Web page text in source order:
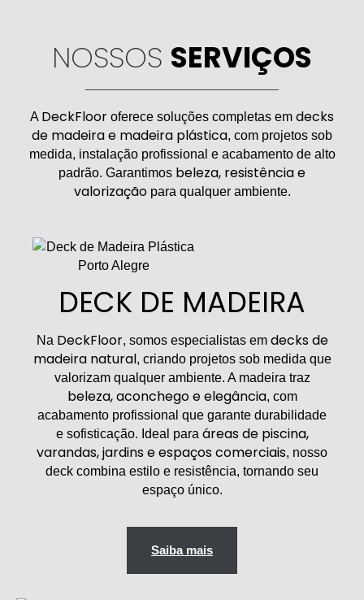
NOSSOS SERVIÇOS
A DeckFloor oferece soluções completas em decks
de madeira e madeira plástica, com projetos sob
medida, instalação profissional e acabamento de alto
padrão. Garantimos beleza, resistência e
valorizaçãopara qualquer ambiente.
DECK DE MADEIRA
Na DeckFloor, somos especialistas em decks de
madeira natural, criando projetos sob medida que
valorizam qualquer ambiente. A madeira traz
beleza, aconchego e elegância, com
acabamento profissional que garante durabilidade
e sofisticação. Ideal para áreas de piscina,
varandas, jardins e espaços comerciais, nosso
deck combina estilo e resistência, tornando seu
espaço único.
Saiba mais